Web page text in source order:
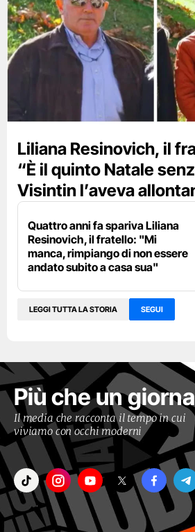
Liliana Resinovich, il
“È il quinto Natale
Visintin l’aveva
Quattro anni fa spariva Liliana
Resinovich, il fratello: "Mi
manca, rimpiango di non essere
andato subito a casa sua"
LEGGI TUTTA LA STORIA SEGUI
Più che un
Il media che racconta il tempo in cui
viviamo con occhi moderni